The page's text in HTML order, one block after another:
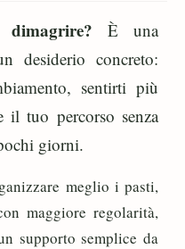
È una
desiderio concreto:
sentirti più
il tuo percorso senza
giorni.
meglio i pasti,
maggiore regolarità,
supporto semplice da